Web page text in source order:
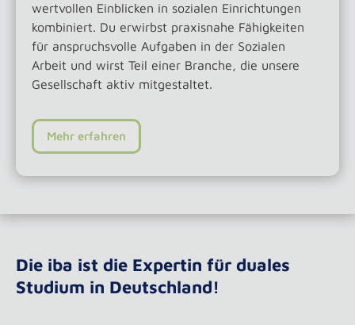
wertvollen Einblicken in sozialen Einrichtungen
kombiniert. Du erwirbst praxisnahe Fähigkeiten
für anspruchsvolle Aufgaben in der Sozialen
Arbeit und wirst Teil einer Branche, die unsere
Gesellschaft aktiv mitgestaltet.
Mehr erfahren
Die iba ist die Expertin für duales
Studium in Deutschland!